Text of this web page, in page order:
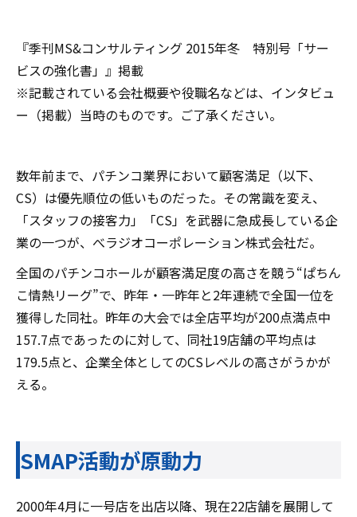
『季刊MS&コンサルティング 2015年冬 特別号「サー
ビスの強化書」』掲載
※記載されている会社概要や役職名などは、インタビュ
ー（掲載）当時のものです。ご了承ください。
数年前まで、パチンコ業界において顧客満足（以下、
CS）は優先順位の低いものだった。その常識を変え、
「スタッフの接客力」「CS」を武器に急成長している企
業の一つが、べラジオコーポレーション株式会社だ。
全国のパチンコホールが顧客満足度の高さを競う“ぱちん
こ情熱リーグ”で、昨年・一昨年と2年連続で全国一位を
獲得した同社。昨年の大会では全店平均が200点満点中
157.7点であったのに対して、同社19店舗の平均点は
179.5点と、企業全体としてのCSレベルの高さがうかが
える。
SMAP活動が原動力
2000年4月に一号店を出店以降、現在22店舗を展開して